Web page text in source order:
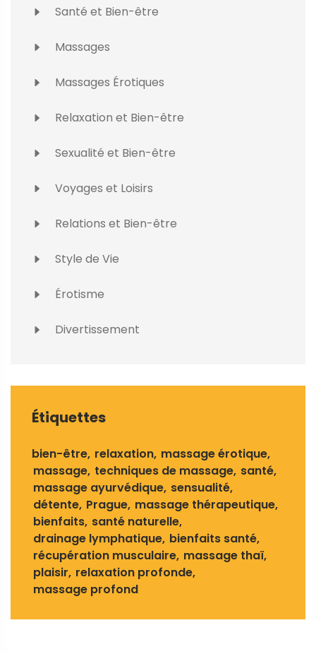
Santé et Bien-être
Massages
Massages Érotiques
Relaxation et Bien-être
Sexualité et Bien-être
Voyages et Loisirs
Relations et Bien-être
Style de Vie
Érotisme
Divertissement
Étiquettes
bien-être relaxation massage érotique
massage techniques de massage santé
massage ayurvédique sensualité
détente Prague massage thérapeutique
bienfaits santé naturelle
drainage lymphatique bienfaits santé
récupération musculaire massage thaï
plaisir relaxation profonde
massage profond